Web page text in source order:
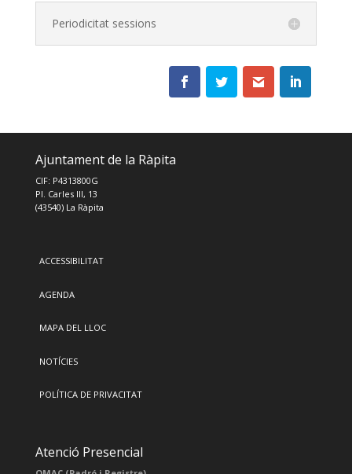
Periodicitat sessions
Ajuntament de la Ràpita
CIF: P4313800G
Pl. Carles III, 13
(43540) La Ràpita
ACCESSIBILITAT
AGENDA
MAPA DEL LLOC
NOTÍCIES
POLÍTICA DE PRIVACITAT
Atenció Presencial